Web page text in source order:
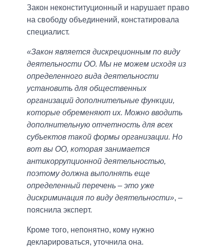
Закон неконституционный и нарушает право
на свободу объединений, констатировала
специалист.
«Закон является дискреционным по виду
деятельности ОО. Мы не можем исходя из
определенного вида деятельности
установить для общественных
организаций дополнительные функции,
которые обременяют их. Можно вводить
дополнительную отчетность для всех
субъектов такой формы организации. Но
вот вы ОО, которая занимается
антикоррупционной деятельностью,
поэтому должна выполнять еще
определенный перечень – это уже
дискриминация по виду деятельности», –
пояснила эксперт.
Кроме того, непонятно, кому нужно
декларироваться, уточнила она.